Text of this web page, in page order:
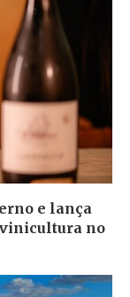
e lança
no